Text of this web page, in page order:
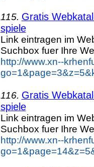
115. Gratis
spiele
Link eintragen im
Suchbox fuer Ihre
http://www.xn--
116. Gratis
spiele
Link eintragen im
Suchbox fuer Ihre
http://www.xn--